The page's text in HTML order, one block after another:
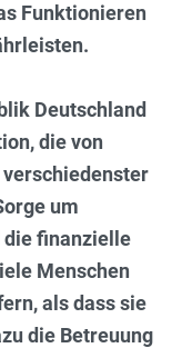
Funktionieren
Deutschland
die von
um
die finanzielle
Menschen
als dass sie
die Betreuung